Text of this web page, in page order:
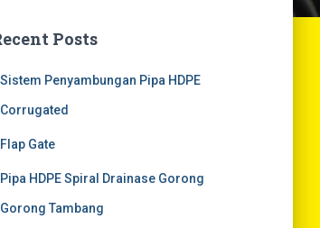
Posts
Sistem Penyambungan Pipa HDPE
Corrugated
Flap Gate
Pipa HDPE Spiral Drainase Gorong
Gorong Tambang